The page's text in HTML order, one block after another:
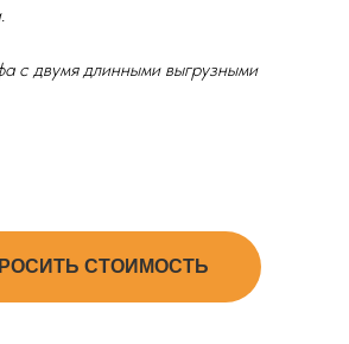
с двумя длинными выгрузными
СТОИМОСТЬ